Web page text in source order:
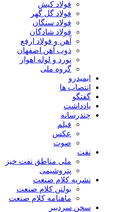
فولاد کیش
فولاد گل گهر
فولاد سنگان
فولاد شادگان
آهن و فولاد ارفع
ذوب آهن اصفهان
نورد و لوله اهواز
گروه ملی
ایمیدرو
انتصاب ها
گفتگو
یادداشت
چندرسانه
فیلم
عکس
صوت
نفت
ملی مناطق نفت خیز
پتروشیمی
نشریه کلام صنعت
بولتن کلام صنعت
ماهنامه کلام صنعت
سخن سردبیر